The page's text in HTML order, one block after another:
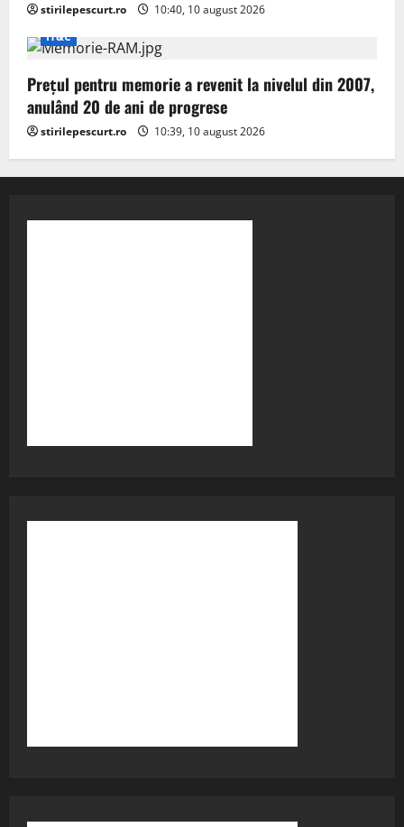
stirilepescurt.ro
10:40, 10 august 2026
IT&C
Prețul pentru memorie a revenit la nivelul din 2007,
anulând 20 de ani de progrese
stirilepescurt.ro 10:39, 10 august 2026